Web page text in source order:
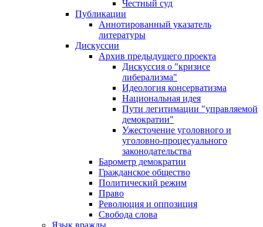
Честный суд
Публикации
Аннотированный указатель
литературы
Дискуссии
Архив предыдущего проекта
Дискуссия о "кризисе
либерализма"
Идеология консерватизма
Национальная идея
Пути легитимации "управляемой
демократии"
Ужесточение уголовного и
уголовно-процесуального
законодательства
Барометр демократии
Гражданское общество
Политический режим
Право
Революция и оппозиция
Свобода слова